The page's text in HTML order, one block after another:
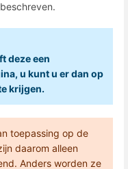
deze een
u kunt u er dan op
krijgen.
toepassing op de
daarom alleen
Anders worden ze